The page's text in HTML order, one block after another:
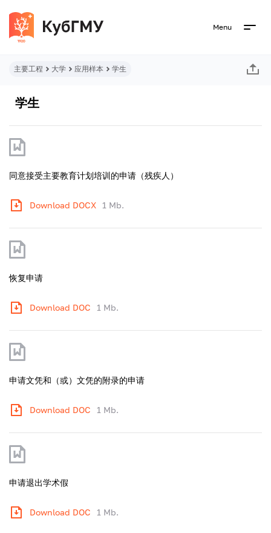
Menu
主要工程 大学 应用样本 学生
学生
同意接受主要教育计划培训的申请（残疾人）
Download DOCX 1 Mb.
恢复申请
Download DOC 1 Mb.
申请文凭和（或）文凭的附录的申请
Download DOC 1 Mb.
申请退出学术假
Download DOC 1 Mb.